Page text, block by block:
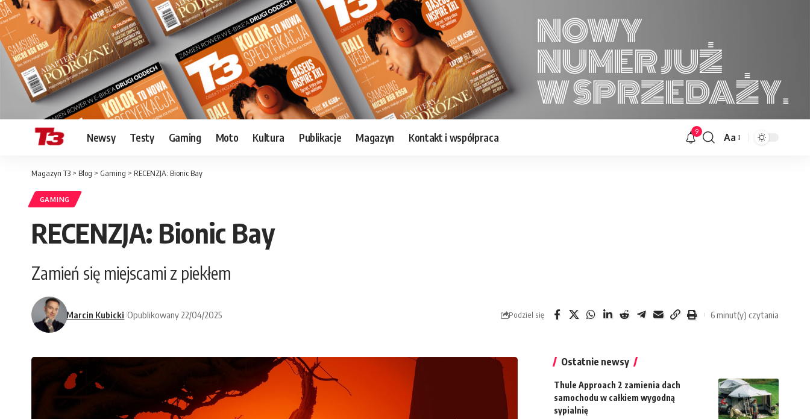
Newsy Testy Gaming Moto Kultura Publikacje Magazyn Kontakt i współpraca 9
Font
Aa
Magazyn T3 > Blog > Gaming > RECENZJA: Bionic Bay
GAMING
RECENZJA: Bionic Bay
Zamień się miejscami z piekłem
Marcin Kubicki Opublikowany 22/04/2025 Podziel się 6 minut(y) czytania
Ostatnie newsy
Thule Approach 2 zamienia dach
samochodu w całkiem wygodną
sypialnię